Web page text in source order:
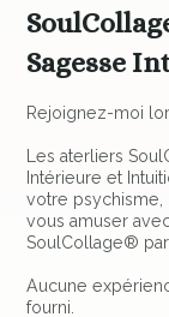
Sagesse
Rejoignez-moi
Les aterliers
Intérieure et
votre psychisme,
vous amuser
SoulCollage®
Aucune
fourni.